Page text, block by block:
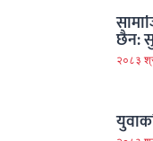
छैन:
२०८३